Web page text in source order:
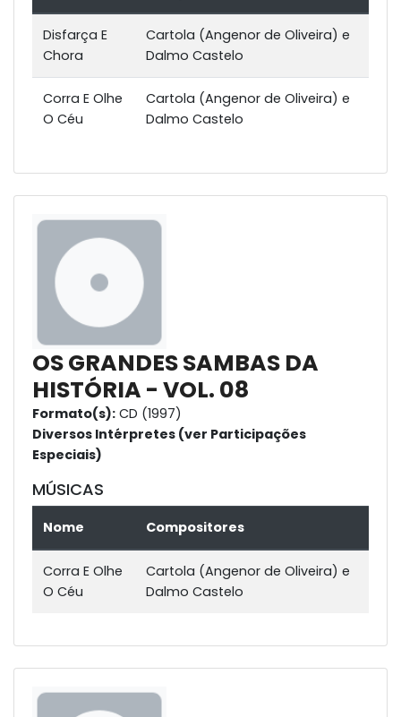
Disfarça E
Chora
Cartola (Angenor de Oliveira) e
Dalmo Castelo
Corra E Olhe
O Céu
Cartola (Angenor de Oliveira) e
Dalmo Castelo
OS GRANDES SAMBAS DA
HISTÓRIA - VOL. 08
Formato(s): CD (1997)
Diversos Intérpretes (ver Participações
Especiais)
MÚSICAS
Nome Compositores
Corra E Olhe
O Céu
Cartola (Angenor de Oliveira) e
Dalmo Castelo